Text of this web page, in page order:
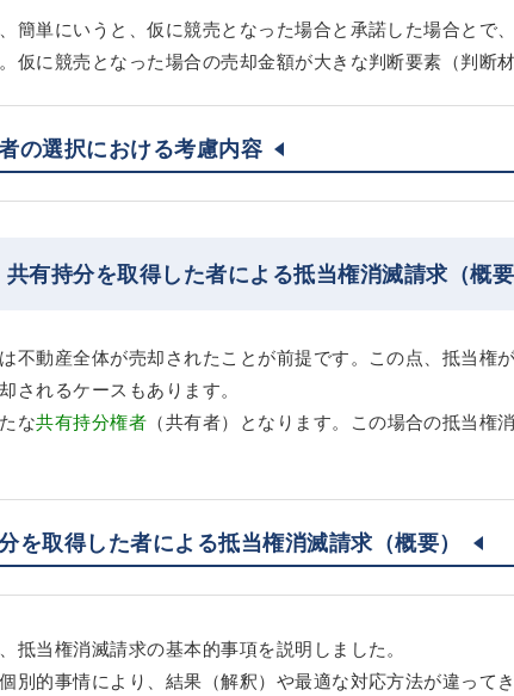
簡単にいうと、仮に競売となった場合と承諾した場合とで
仮に競売となった場合の売却金額が大きな判断要素（判断
の選択における考慮内容
有持分を取得した者による抵当権消滅請求（概要
不動産全体が売却されたことが前提です。この点、抵当権
されるケースもあります。
な共有持分権者 （共有者）となります。この場合の抵当権
を取得した者による抵当権消滅請求（概要）
抵当権消滅請求の基本的事項を説明しました。
別的事情により、結果（解釈）や最適な対応方法が違ってき